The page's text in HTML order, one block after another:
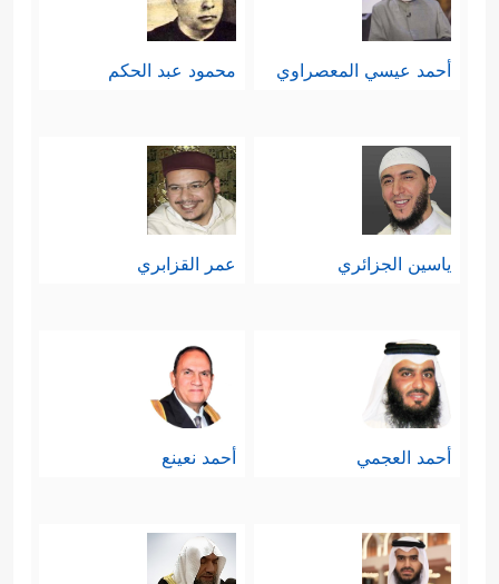
﴿وَلَـٰكِنَّهُمۡ قَوۡمࣱ یَفۡرَقُونَ
لَوۡ یَجِدُونَ مَلۡجَـًٔا أَوۡ
وَلَوۡ أَرَادُواْ ٱلۡخُرُوجَ لَأَعَدُّواْ لَهُۥ عُدَّةࣰ وَلَـٰكِن كَرِهَ ٱللَّهُ
ٱنۢبِعَاثَهُمۡ فَثَبَّطَهُمۡ وَقِیلَ ٱقۡعُدُواْ مَعَ ٱلۡقَـٰعِدِینَ﴾
ثامنًا: إنهم أهل جشعٍ وطمعٍ ﴿وَمِنۡهُم مَّن
یُعۡطَوۡاْ مِنۡهَاۤ إِذَا هُمۡ یَسۡخَطُونَ﴾
أَیۡدِیَهُمۡۚ﴾
﴿وَلَا یُنفِقُونَ إِلَّا وَهُمۡ كَـٰرِهُونَ﴾
وقد كان هذا الجشع سببًا مباشرًا في
عَـٰهَدَ ٱللَّهَ لَىِٕنۡ ءَاتَىٰنَا مِن فَضۡلِهِۦ لَنَصَّدَّقَنَّ وَلَنَكُونَنَّ مِنَ
أحمد عيسي المعصراوي محمود عبد الحكم
ياسين الجزائري عمر القزابري
أحمد العجمي أحمد نعينع